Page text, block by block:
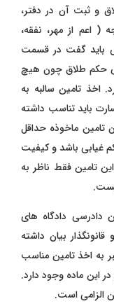
و ثبت آن در دفتر،
( اعم از مهر، نفقه،
باید گفت در قسمت
حکم طلاق چون هیچ
اخذ تامین سالبه به
باید تناسب داشته
تامین ماخوذه حداقل
غیابی باشد و کیفیت
تامین فقط ناظر به
قانون آیین دادرسی دادگاه های
بیان داشته
به اخذ تامین مناسب
این ماده وجود دارد.
الزامی است.